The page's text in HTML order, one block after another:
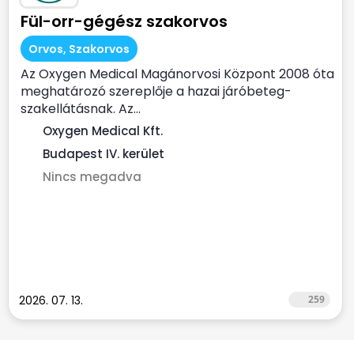
Fül-orr-gégész szakorvos
Orvos, Szakorvos
Az Oxygen Medical Magánorvosi Központ 2008 óta
meghatározó szereplője a hazai járóbeteg-
szakellátásnak. Az...
Oxygen Medical Kft.
Budapest IV. kerület
Nincs megadva
2026. 07. 13. 259